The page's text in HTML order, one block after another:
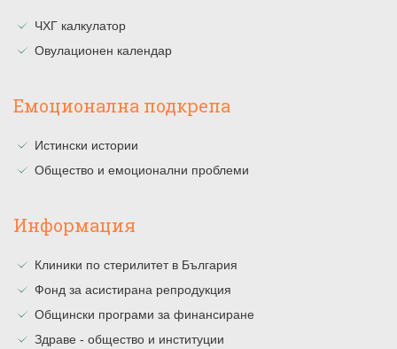
ЧХГ калкулатор
Овулационен календар
Емоционална подкрепа
Истински истории
Общество и емоционални проблеми
Информация
Клиники по стерилитет в България
Фонд за асистирана репродукция
Общински програми за финансиране
Здраве - общество и институции